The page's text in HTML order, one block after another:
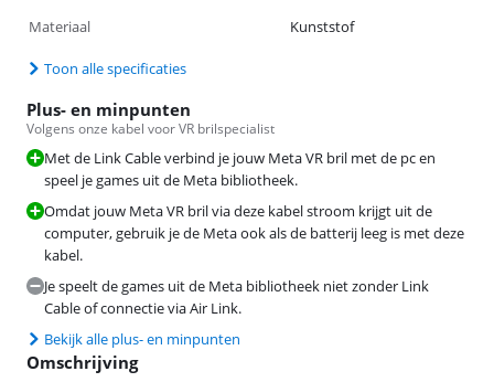
Materiaal Kunststof
Toon alle specificaties
Plus- en minpunten
Volgens onze kabel voor VR brilspecialist
Met de Link Cable verbind je jouw Meta VR bril met de pc en
speel je games uit de Meta bibliotheek.
Omdat jouw Meta VR bril via deze kabel stroom krijgt uit de
computer, gebruik je de Meta ook als de batterij leeg is met deze
kabel.
Je speelt de games uit de Meta bibliotheek niet zonder Link
Cable of connectie via Air Link.
Bekijk alle plus- en minpunten
Omschrijving